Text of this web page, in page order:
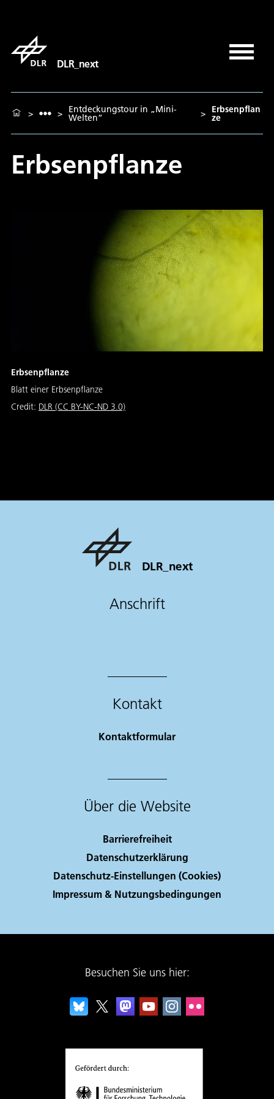
DLR_next
> > Entdeckungstour in „Mini-
Welten“ > Erbsenpflan
ze
Erbsenpflanze
Erbsenpflanze
Blatt einer Erbsenpflanze
Credit: DLR (CC BY-NC-ND 3.0)
DLR_next
Anschrift
Kontakt
Kontaktformular
Über die Website
Barrierefreiheit
Datenschutzerklärung
Datenschutz-Einstellungen (Cookies)
Impressum & Nutzungsbedingungen
Besuchen Sie uns hier: